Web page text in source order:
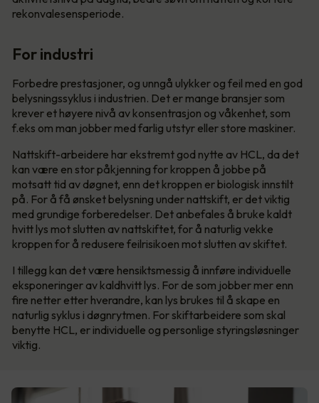
rekonvalesensperiode.
For industri
Forbedre prestasjoner, og unngå ulykker og feil med en god
belysningssyklus i industrien. Det er mange bransjer som
krever et høyere nivå av konsentrasjon og våkenhet, som
f.eks om man jobber med farlig utstyr eller store maskiner.
Nattskift-arbeidere har ekstremt god nytte av HCL, da det
kan være en stor påkjenning for kroppen å jobbe på
motsatt tid av døgnet, enn det kroppen er biologisk innstilt
på. For å få ønsket belysning under nattskift, er det viktig
med grundige forberedelser. Det anbefales å bruke kaldt
hvitt lys mot slutten av nattskiftet, for å naturlig vekke
kroppen for å redusere feilrisikoen mot slutten av skiftet.
I tillegg kan det være hensiktsmessig å innføre individuelle
eksponeringer av kaldhvitt lys. For de som jobber mer enn
fire netter etter hverandre, kan lys brukes til å skape en
naturlig syklus i døgnrytmen. For skiftarbeidere som skal
benytte HCL, er individuelle og personlige styringsløsninger
viktig.